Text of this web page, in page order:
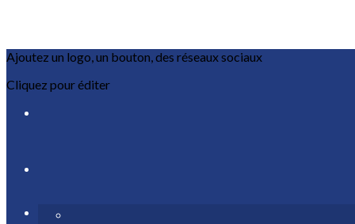
Ajoutez un logo, un bouton, des réseaux sociaux
Cliquez pour éditer